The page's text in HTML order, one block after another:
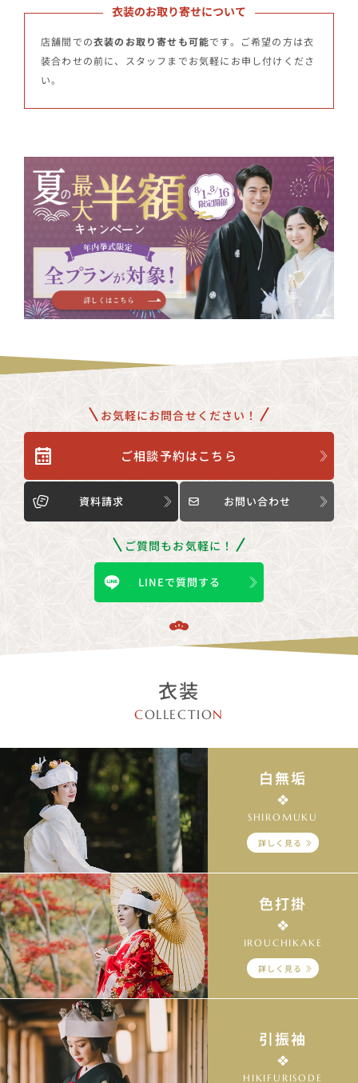
衣装のお取り寄せについて
店舗間での衣装のお取り寄せも可能です。ご希望の方は衣
装合わせの前に、スタッフまでお気軽にお申し付けくださ
い。
お気軽にお問合せください！
ご相談予約はこちら
資料請求 お問い合わせ
ご質問もお気軽に！
LINEで質問する
衣装
COLLECTION
白無垢
SHIROMUKU
詳しく見る
色打掛
IROUCHIKAKE
詳しく見る
引振袖
HIKIFURISODE